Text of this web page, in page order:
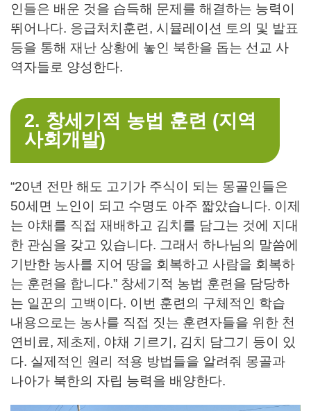
인들은 배운 것을 습득해 문제를 해결하는 능력이
뛰어나다. 응급처치훈련, 시뮬레이션 토의 및 발표
등을 통해 재난 상황에 놓인 북한을 돕는 선교 사
역자들로 양성한다.
2. 창세기적 농법 훈련 (지역
사회개발)
“20년 전만 해도 고기가 주식이 되는 몽골인들은
50세면 노인이 되고 수명도 아주 짧았습니다. 이제
는 야채를 직접 재배하고 김치를 담그는 것에 지대
한 관심을 갖고 있습니다. 그래서 하나님의 말씀에
기반한 농사를 지어 땅을 회복하고 사람을 회복하
는 훈련을 합니다.” 창세기적 농법 훈련을 담당하
는 일꾼의 고백이다. 이번 훈련의 구체적인 학습
내용으로는 농사를 직접 짓는 훈련자들을 위한 천
연비료, 제초제, 야채 기르기, 김치 담그기 등이 있
다. 실제적인 원리 적용 방법들을 알려줘 몽골과
나아가 북한의 자립 능력을 배양한다.